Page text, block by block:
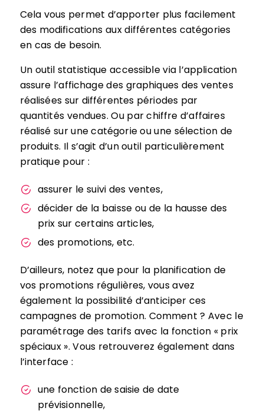
Cela vous permet d’apporter plus facilement
des modifications aux différentes catégories
en cas de besoin.
Un outil statistique accessible via l’application
assure l’affichage des graphiques des ventes
réalisées sur différentes périodes par
quantités vendues. Ou par chiffre d’affaires
réalisé sur une catégorie ou une sélection de
produits. Il s’agit d’un outil particulièrement
pratique pour :
assurer le suivi des ventes,
décider de la baisse ou de la hausse des
prix sur certains articles,
des promotions, etc.
D’ailleurs, notez que pour la planification de
vos promotions régulières, vous avez
également la possibilité d’anticiper ces
campagnes de promotion. Comment ? Avec le
paramétrage des tarifs avec la fonction « prix
spéciaux ». Vous retrouverez également dans
l’interface :
une fonction de saisie de date
prévisionnelle,